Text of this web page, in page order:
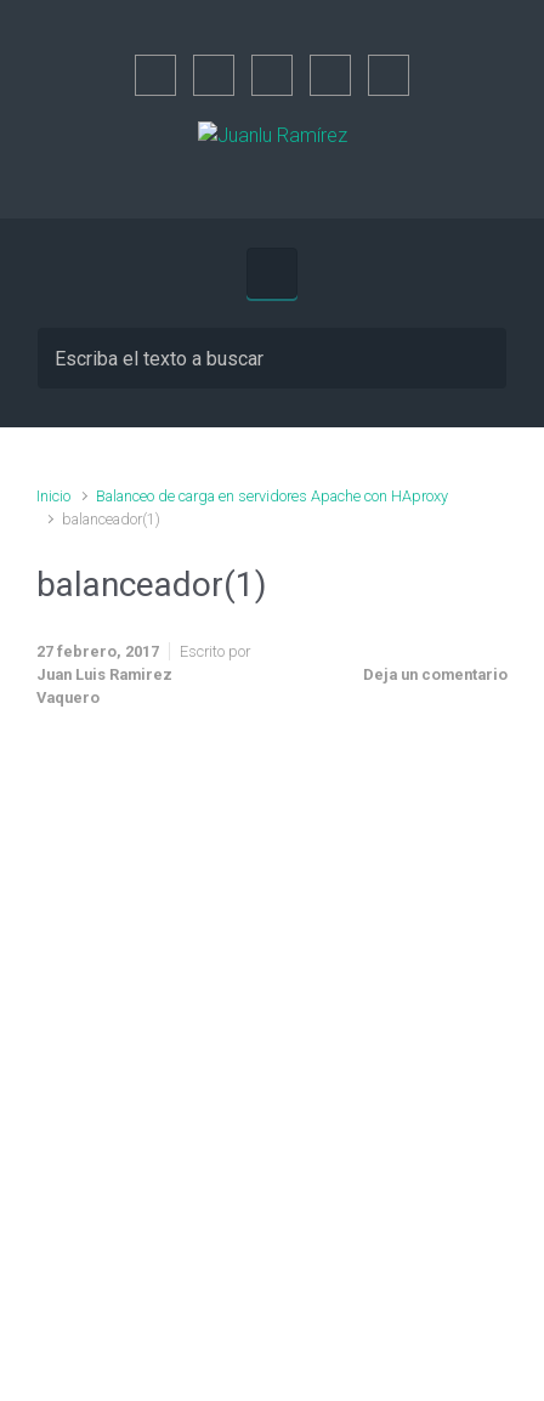
Inicio
Balanceo de carga en servidores Apache con HAproxy
balanceador(1)
balanceador(1)
27 febrero, 2017
Escrito por
Juan Luis Ramirez
Vaquero
Deja un comentario